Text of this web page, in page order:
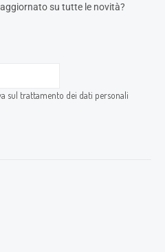
su tutte le novità?
sul trattamento dei dati personali